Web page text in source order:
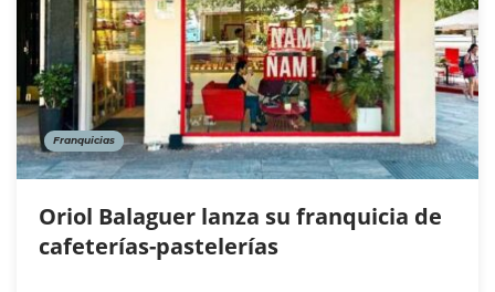
Franquicias
Oriol Balaguer lanza su franquicia de
cafeterías-pastelerías